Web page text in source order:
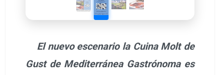
El nuevo escenario la Cuina Molt de
Gust de Mediterránea Gastrónoma es